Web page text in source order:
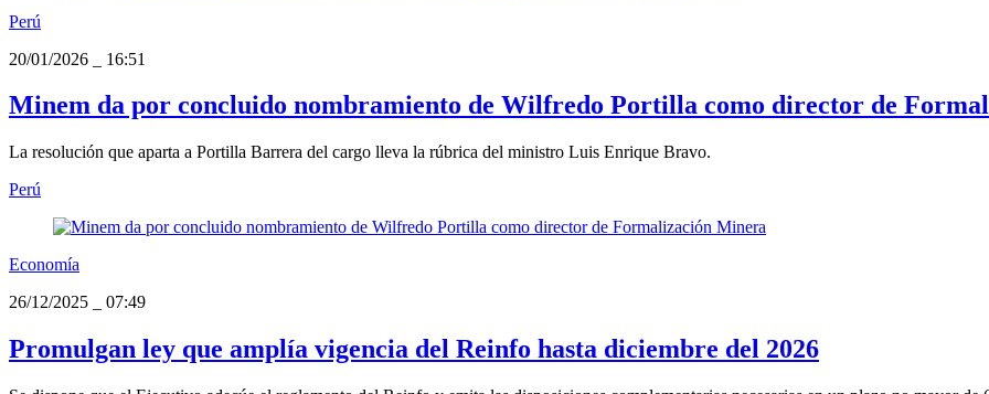
Perú
20/01/2026
16:51
Minem da por concluido nombramiento de Wilfredo Portilla como director de
La resolución que aparta a Portilla Barrera del cargo lleva la rúbrica del ministro Luis Enrique Bravo.
Perú
Economía
26/12/2025
07:49
Promulgan ley que amplía vigencia del Reinfo hasta diciembre del 2026